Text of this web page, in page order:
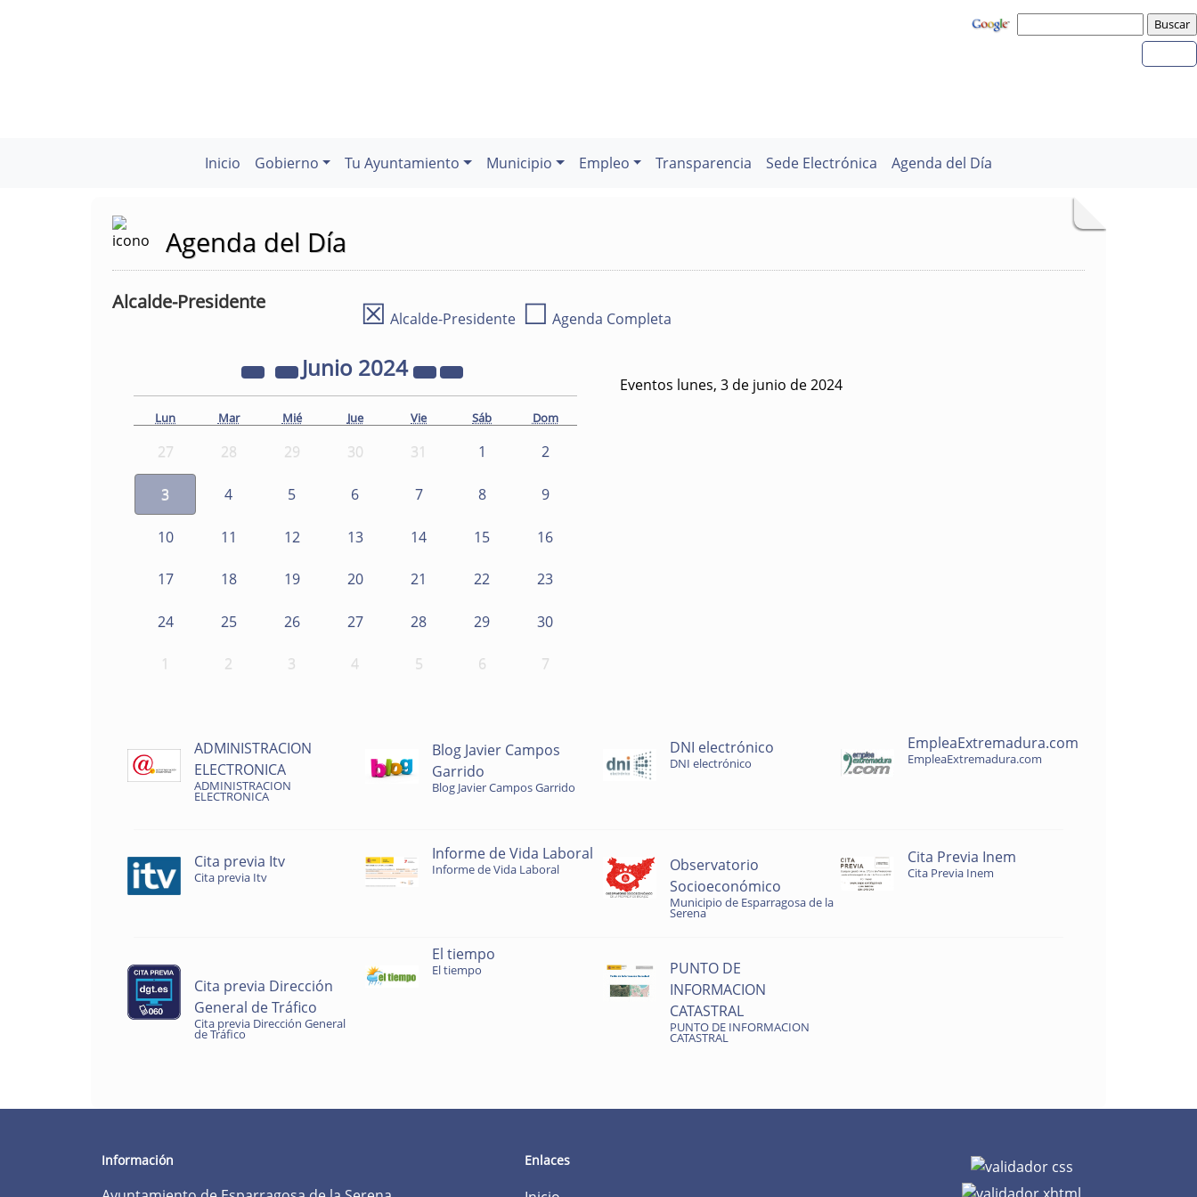
Inicio Gobierno Tu Ayuntamiento Municipio Empleo Transparencia Sede Electrónica Agenda del Día
Agenda del Día
Alcalde-Presidente ☒ Alcalde-Presidente ☐ Agenda Completa
Junio 2024
Lun Mar Mié Jue Vie Sáb Dom
27 28 29 30 31 1 2
3 4 5 6 7 8 9
10 11 12 13 14 15 16
17 18 19 20 21 22 23
24 25 26 27 28 29 30
1 2 3 4 5 6 7
Eventos lunes, 3 de junio de 2024
ADMINISTRACION
ELECTRONICA
ADMINISTRACION
ELECTRONICA
Blog Javier Campos
Garrido
Blog Javier Campos Garrido
DNI electrónico
DNI electrónico
EmpleaExtremadura.com
EmpleaExtremadura.com
Cita previa Itv
Cita previa Itv
Informe de Vida Laboral
Informe de Vida Laboral
Observatorio
Socioeconómico
Municipio de Esparragosa de la
Serena
Cita Previa Inem
Cita Previa Inem
Cita previa Dirección
General de Tráfico
Cita previa Dirección General
de Tráfico
El tiempo
El tiempo
PUNTO DE
INFORMACION
CATASTRAL
PUNTO DE INFORMACION
CATASTRAL
Información Enlaces